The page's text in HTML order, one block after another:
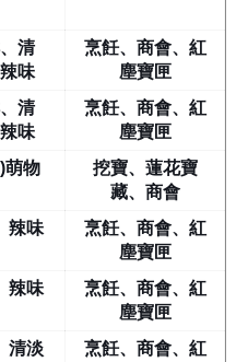
清
味
烹飪、商會、紅
塵寶匣
清
味
烹飪、商會、紅
塵寶匣
萌物
挖寶、蓮花寶
藏、商會
辣味
烹飪、商會、紅
塵寶匣
辣味
烹飪、商會、紅
塵寶匣
清淡
烹飪、商會、紅